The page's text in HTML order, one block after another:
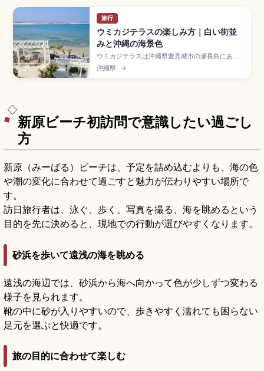
旅行
ウミカジテラスの楽しみ方｜白い街並
みと沖縄の海景色
ウミカジテラスは沖縄県豊見城市の瀬長島にある
白壁が美しいリゾート商業施設で、那覇空港から
車で約15分。地中海リゾートのような白い建物が
沖縄県 →
新原ビーチ初訪問で意識したい過ごし
方
新原（みーばる）ビーチは、予定を詰め込むよりも、海の色
や潮の変化に合わせて過ごすと魅力が伝わりやすい場所で
す。
訪日旅行者は、泳ぐ、歩く、写真を撮る、海を眺めるという
目的を先に決めると、現地での行動が選びやすくなります。
砂浜を歩いて遠浅の海を眺める
遠浅の海辺では、砂浜から海へ向かって色が少しずつ変わる
様子を見られます。
靴の中に砂が入りやすいので、歩きやすく濡れても困らない
足元を選ぶと快適です。
旅の目的に合わせて楽しむ